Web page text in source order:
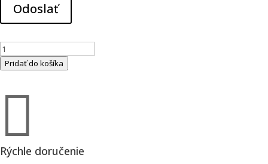
Odoslať
množstvo
KV
ventilátor
do
kruhového
Pridať do košíka

Rýchle doručenie